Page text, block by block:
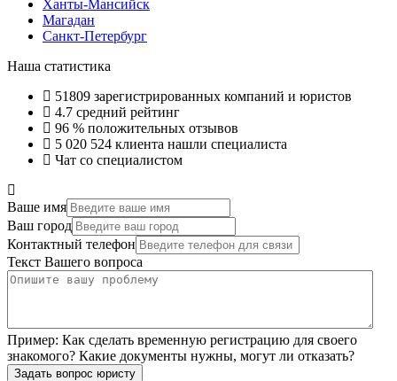
Ханты-Мансийск
Магадан
Санкт-Петербург
Наша статистика
51809 зарегистрированных компаний и юристов
4.7 средний рейтинг
96 % положительных отзывов
5 020 524 клиента нашли специалиста
Чат со специалистом
Ваше имя
Ваш город
Контактный телефон
Текст Вашего вопроса
Пример: Как сделать временную регистрацию для своего
знакомого? Какие документы нужны, могут ли отказать?
Задать вопрос юристу